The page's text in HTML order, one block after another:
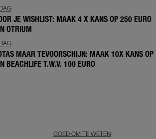
JE WISHLIST: MAAK 4 X KANS OP 250 EURO
OTRIUM
MAAR TEVOORSCHIJN: MAAK 10X KANS OP
BEACHLIFE T.W.V. 100 EURO
GOED OM TE WETEN